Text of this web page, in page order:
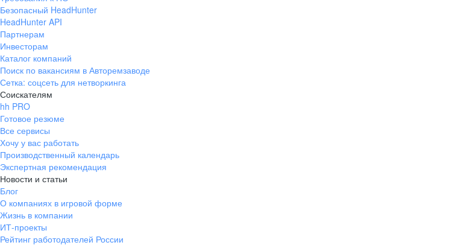
Безопасный HeadHunter
HeadHunter API
Партнерам
Инвесторам
Каталог компаний
Поиск по вакансиям в Авторемзаводе
Сетка: соцсеть для нетворкинга
Соискателям
hh PRO
Готовое резюме
Все сервисы
Хочу у вас работать
Производственный календарь
Экспертная рекомендация
Новости и статьи
Блог
О компаниях в игровой форме
Жизнь в компании
ИТ-проекты
Рейтинг работодателей России